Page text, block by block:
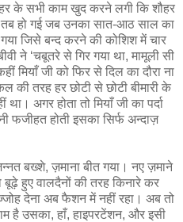
के सभी काम खुद करने लगी कि शौहर
तब हो गई जब उनका सात-आठ साल का
जिसे बन्द करने की कोशिश में चार
ने ‘चबूतरे से गिर गया था, मामूली सी
मियाँ जी को फिर से दिल का दौरा ना
तरह हर छोटी से छोटी बीमारी के
अगर होता तो मियाँ जी का पर्दा
फजीहत होती इसका सिर्फ अन्दाज़
बख्शे, ज़माना बीत गया। नए ज़माने
बूढ़े हुए वालदैनों की तरह किनारे कर
देना अब फैशन में नहीं रहा। अब तो
है उसका, हाँ, हाइपरटेंशन, और इसी